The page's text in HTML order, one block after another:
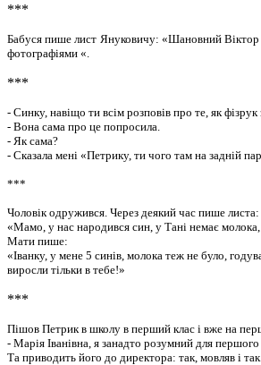
***
Бабуся пише лист Януковичу: «Шановний Віктор
фотографіями «.
***
- Синку, навіщо ти всім розповів про те, як
- Вона сама про це попросила.
- Як сама?
- Сказала мені «Петрику, ти чого там на задній
***
Чоловік одружився. Через деякий час пише листа:
«Мамо, у нас народився син, у Тані немає
Мати пише:
«Іванку, у мене 5 синів, молока теж не було,
виросли тільки в тебе!»
***
Пішов Петрик в школу в перший клас і вже на
- Марія Іванівна, я занадто розумний для
Та приводить його до директора: так, мовляв і так.